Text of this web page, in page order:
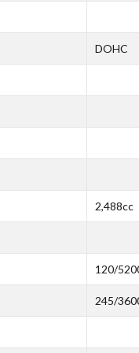
DOHC
2,488cc
120/
245/